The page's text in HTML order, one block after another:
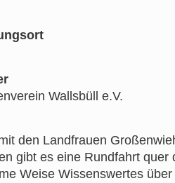
Wallsbüll e.V.
den Landfrauen
gibt es eine Rundfahrt
Weise Wissenswertes